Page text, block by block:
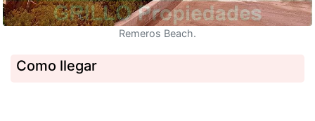
Remeros Beach.
Como llegar